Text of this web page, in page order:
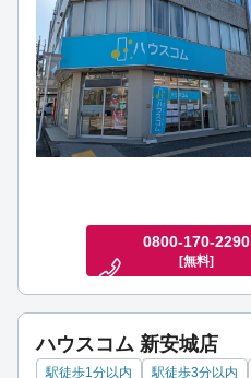
0800-170-2290
[無料]
ハウスコム 新安城店
駅徒歩1分以内 駅徒歩3分以内